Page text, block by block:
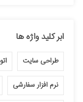
ابر کلید واژه ها
طراحی سایت
نرم افزار سفارشی